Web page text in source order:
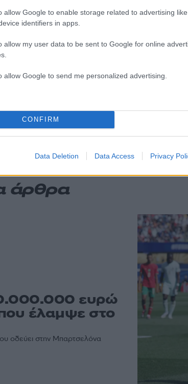
allow Google to enable storage related to advertising
identifiers in apps.
allow my user data to be sent to Google for online
allow Google to send me personalized advertising.
CONFIRM
Data Deletion Data Access Privacy
του Άκη
υπομονή και
Ριτσώνας το
ελικοπτέρου που
που είχαν
της 38χρονης
έζησε και πώς
όμορφο έχω δει
184 Έφυγαν
87 Marfin:
Τρίτη –
να
άρθρα
ευρώ
έλαμψε στο
οδεύει στην Μπαρτσελόνα